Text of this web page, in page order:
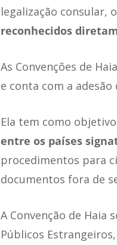
legalização consular,
reconhecidos
As Convenções de
e conta com a
Ela tem como objetivo
entre os países
procedimentos para
documentos fora de
A Convenção de Haia
Públicos